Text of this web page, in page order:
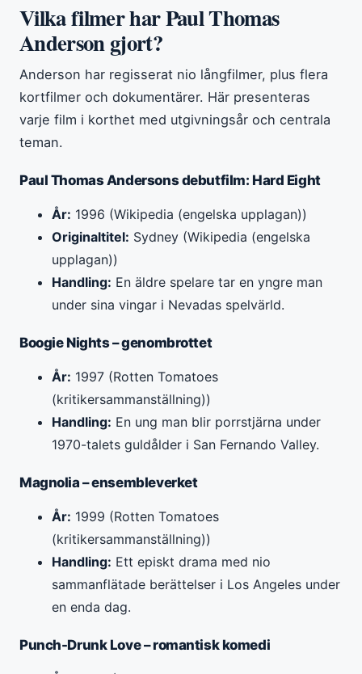
Vilka filmer har Paul Thomas
Anderson gjort?
Anderson har regisserat nio långfilmer, plus flera
kortfilmer och dokumentärer. Här presenteras
varje film i korthet med utgivningsår och centrala
teman.
Paul Thomas Andersons debutfilm: Hard Eight
År: 1996 (Wikipedia (engelska upplagan))
Originaltitel: Sydney (Wikipedia (engelska
upplagan))
Handling: En äldre spelare tar en yngre man
under sina vingar i Nevadas spelvärld.
Boogie Nights – genombrottet
År: 1997 (Rotten Tomatoes
(kritikersammanställning))
Handling: En ung man blir porrstjärna under
1970-talets guldålder i San Fernando Valley.
Magnolia – ensembleverket
År: 1999 (Rotten Tomatoes
(kritikersammanställning))
Handling: Ett episkt drama med nio
sammanflätade berättelser i Los Angeles under
en enda dag.
Punch-Drunk Love – romantisk komedi